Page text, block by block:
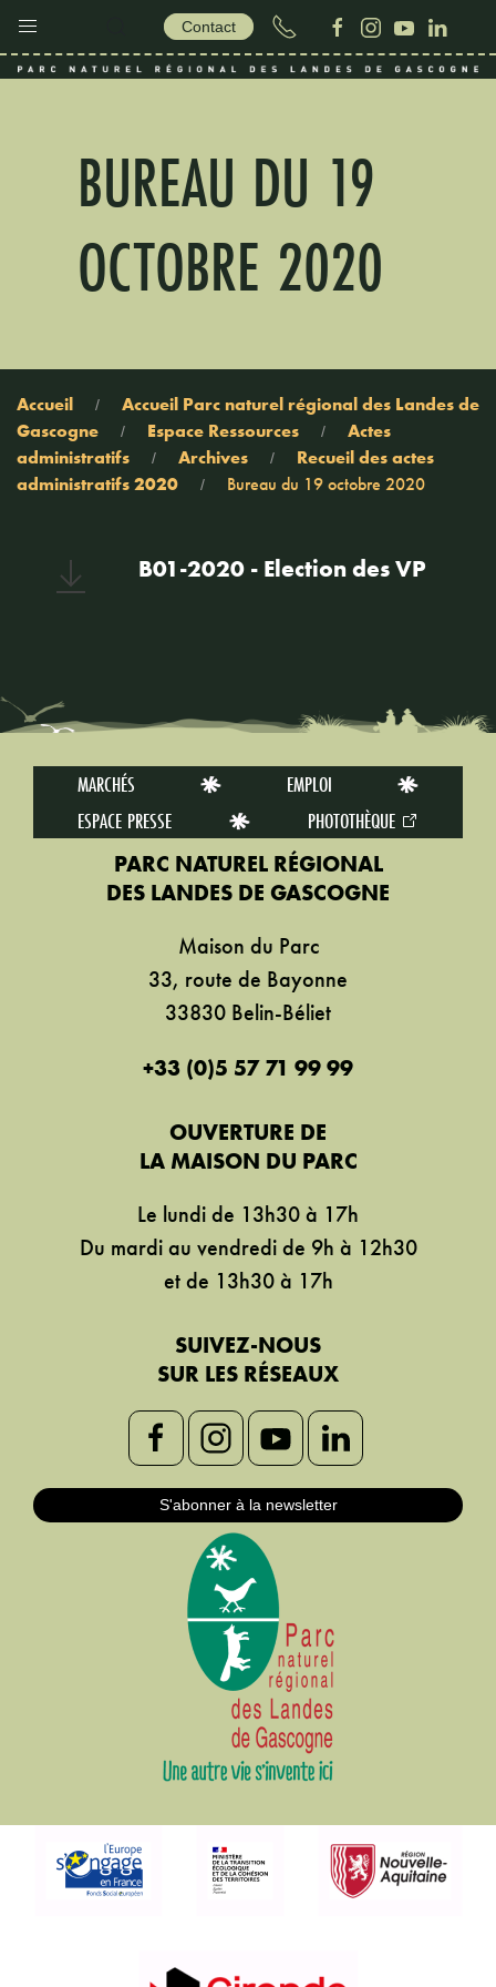
Contact
BUREAU DU 19
OCTOBRE 2020
Accueil
Accueil Parc naturel régional des Landes de
Gascogne
Espace Ressources
Actes
administratifs
Archives
Recueil des actes
administratifs 2020
Bureau du 19 octobre 2020
B01-2020 - Election des VP
MARCHÉS
EMPLOI
ESPACE PRESSE
PHOTOTHÈQUE
PARC NATUREL RÉGIONAL
DES LANDES DE GASCOGNE
Maison du Parc
33, route de Bayonne
33830 Belin-Béliet
+33 (0)5 57 71 99 99
OUVERTURE DE
LA MAISON DU PARC
Le lundi de 13h30 à 17h
Du mardi au vendredi de 9h à 12h30
et de 13h30 à 17h
SUIVEZ-NOUS
SUR LES RÉSEAUX
S'abonner à la newsletter